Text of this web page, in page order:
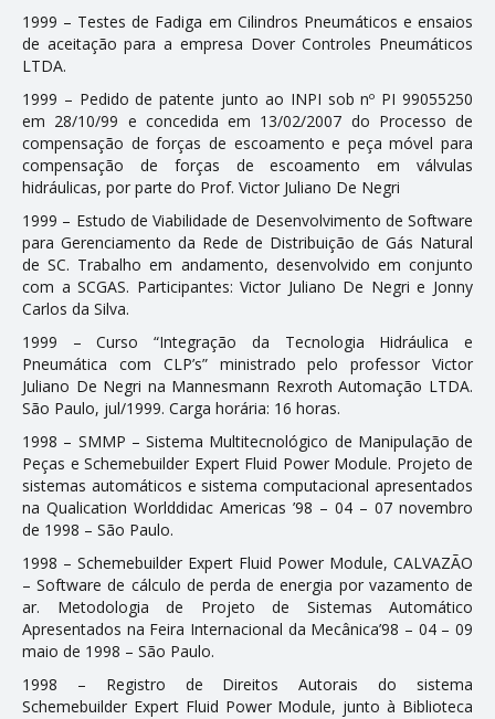
1999 – Testes de Fadiga em Cilindros Pneumáticos e ensaios
de aceitação para a empresa Dover Controles Pneumáticos
LTDA.
1999 – Pedido de patente junto ao INPI sob nº PI 99055250
em 28/10/99 e concedida em 13/02/2007 do Processo de
compensação de forças de escoamento e peça móvel para
compensação de forças de escoamento em válvulas
hidráulicas, por parte do Prof. Victor Juliano De Negri
1999 – Estudo de Viabilidade de Desenvolvimento de Software
para Gerenciamento da Rede de Distribuição de Gás Natural
de SC. Trabalho em andamento, desenvolvido em conjunto
com a SCGAS. Participantes: Victor Juliano De Negri e Jonny
Carlos da Silva.
1999 – Curso “Integração da Tecnologia Hidráulica e
Pneumática com CLP’s” ministrado pelo professor Victor
Juliano De Negri na Mannesmann Rexroth Automação LTDA.
São Paulo, jul/1999. Carga horária: 16 horas.
1998 – SMMP – Sistema Multitecnológico de Manipulação de
Peças e Schemebuilder Expert Fluid Power Module. Projeto de
sistemas automáticos e sistema computacional apresentados
na Qualification Worlddidac Americas ’98 – 04 – 07 novembro
de 1998 – São Paulo.
1998 – Schemebuilder Expert Fluid Power Module, CALVAZÃO
– Software de cálculo de perda de energia por vazamento de
ar. Metodologia de Projeto de Sistemas Automático
Apresentados na Feira Internacional da Mecânica’98 – 04 – 09
maio de 1998 – São Paulo.
1998 – Registro de Direitos Autorais do sistema
Schemebuilder Expert Fluid Power Module, junto à Biblioteca